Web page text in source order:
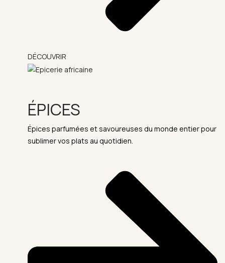
DÉCOUVRIR
ÉPICES
Épices parfumées et savoureuses du monde entier pour
sublimer vos plats au quotidien.